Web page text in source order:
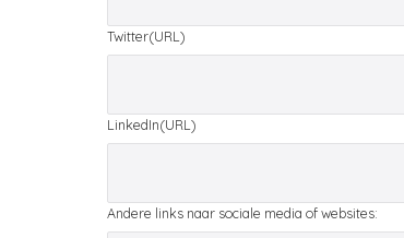
Twitter(URL)
LinkedIn(URL)
Andere links naar sociale media of websites: